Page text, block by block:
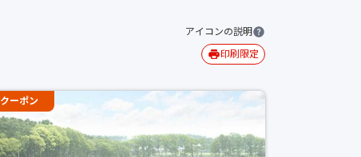
アイコンの説明
印刷限定
クーポン